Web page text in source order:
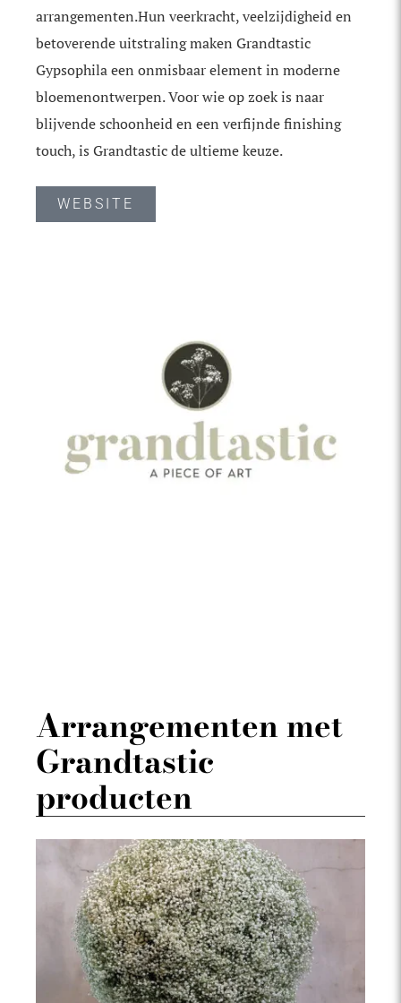
arrangementen.Hun veerkracht, veelzijdigheid en
betoverende uitstraling maken Grandtastic
Gypsophila een onmisbaar element in moderne
bloemenontwerpen. Voor wie op zoek is naar
blijvende schoonheid en een verfijnde finishing
touch, is Grandtastic de ultieme keuze.
WEBSITE
Arrangementen met
Grandtastic
producten